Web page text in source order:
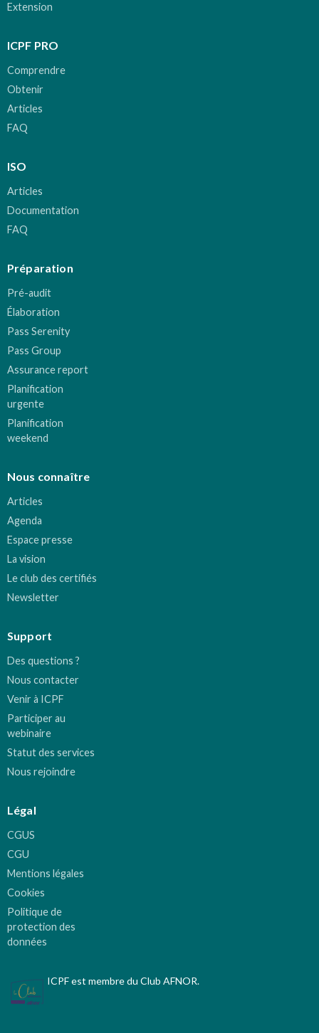
Extension
ICPF PRO
Comprendre
Obtenir
Articles
FAQ
ISO
Articles
Documentation
FAQ
Préparation
Pré-audit
Élaboration
Pass Serenity
Pass Group
Assurance report
Planification
urgente
Planification
weekend
Nous connaître
Articles
Agenda
Espace presse
La vision
Le club des certifiés
Newsletter
Support
Des questions ?
Nous contacter
Venir à ICPF
Participer au
webinaire
Statut des services
Nous rejoindre
Légal
CGUS
CGU
Mentions légales
Cookies
Politique de
protection des
données
ICPF est membre du Club AFNOR.